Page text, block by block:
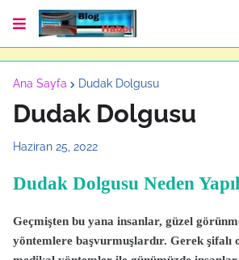
Ana Sayfa Dudak Dolgusu
Dudak Dolgusu
Haziran 25, 2022
Dudak Dolgusu Neden
Geçmişten bu yana insanlar, güzel
yöntemlere başvurmuşlardır. Gerek şifalı